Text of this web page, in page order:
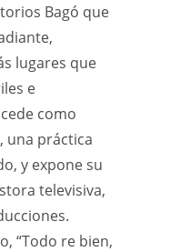
Bagó que
lugares que
e
como
una práctica
y expone su
televisiva,
“Todo re bien,